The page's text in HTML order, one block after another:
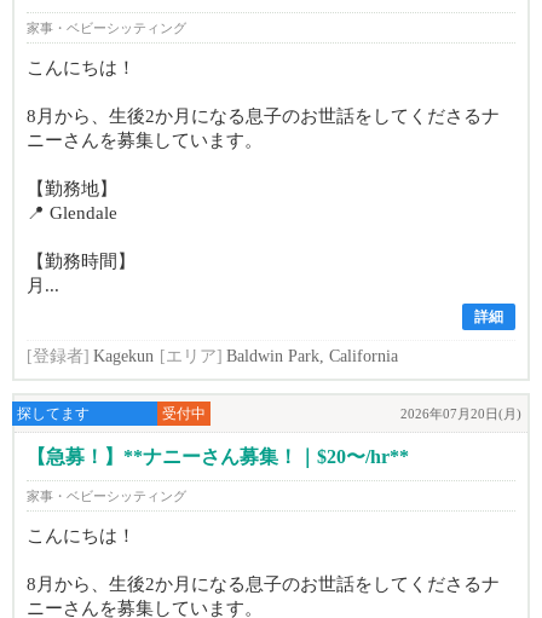
家事・ベビーシッティング
こんにちは！
8月から、生後2か月になる息子のお世話をしてくださるナ
ニーさんを募集しています。
【勤務地】
📍 Glendale
【勤務時間】
月...
詳細
[登録者] Kagekun [エリア] Baldwin Park, California
探してます 受付中 2026年07月20日(月)
【急募！】**ナニーさん募集！｜$20〜/hr**
家事・ベビーシッティング
こんにちは！
8月から、生後2か月になる息子のお世話をしてくださるナ
ニーさんを募集しています。